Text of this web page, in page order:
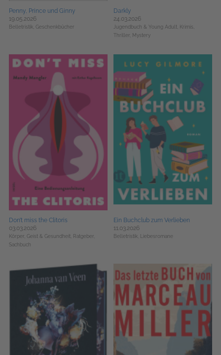
Penny, Prince und Ginny
19.05.2026
Belletristik, Geschenkbücher
Darkly
24.03.2026
Jugendbuch & Young Adult,
Krimis,
Thriller, Mystery
Don’t miss the Clitoris
03.03.2026
Körper, Geist & Gesundheit,
Ratgeber,
Sachbuch
Ein Buchclub zum Verlieben
11.03.2026
Belletristik, Liebesromane